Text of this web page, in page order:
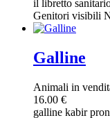
il libretto
Genitori visibili
Galline
Animali in
16.00 €
galline kabir